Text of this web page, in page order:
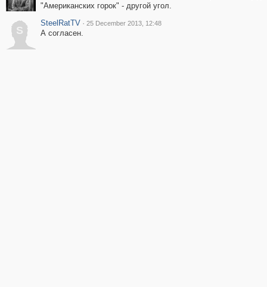
"Американских горок" - другой угол.
S
SteelRatTV · 25 December 2013, 12:48
А согласен.